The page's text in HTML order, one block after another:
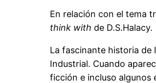
En relación con el tema
think with de D.S.Halacy.
La fascinante historia de
Industrial. Cuando
ficción e incluso algunos